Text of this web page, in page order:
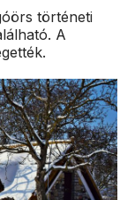
történeti
A